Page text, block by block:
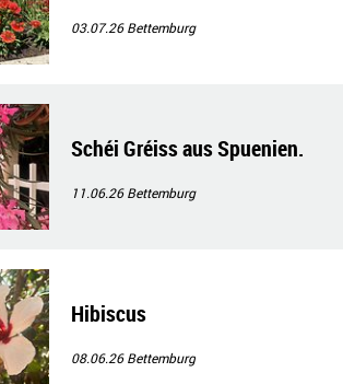
03.07.26Bettemburg
Schéi Gréiss aus Spuenien.
11.06.26Bettemburg
Hibiscus
08.06.26Bettemburg